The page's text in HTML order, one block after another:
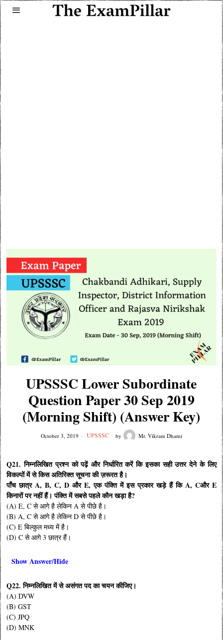
UPSSSC Lower Subordinate
Question Paper 30 Sep 2019
(Morning Shift) (Answer Key)
October 3, 2019 UPSSSC by Mr. Vikram Dhami
Q21. निम्नलिखित प्रश्न को पढ़ें और निर्धारित करें कि इसका सही उत्तर देने के लिए
विकल्पों में से किस अतिरिक्त सूचना की ज़रूरत है।
पाँच छात्र A, B, C, D और E, एक पंक्ति में इस प्रकार खड़े हैं कि A, Cऔर E
किनारों पर नहीं हैं। पंक्ति में सबसे पहले कौन खड़ा है?
(A) E, C से आगे है लेकिन A से पीछे है।
(B) A, C से आगे है लेकिन D से पीछे है।
(C) E बिल्कुल मध्य में है।
(D) C से आगे 3 छात्र हैं।
Show Answer/Hide
Q22. निम्नलिखित में से असंगत पद का चयन कीजिए।
(A) DVW
(B) GST
(C) JPQ
(D) MNK